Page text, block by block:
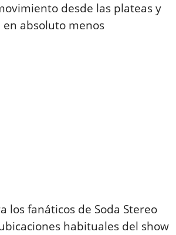
desde las plateas y
absoluto menos
los fanáticos de Soda Stereo
habituales del show